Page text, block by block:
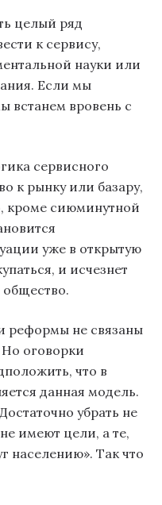
целый ряд
к сервису,
науки или
Если мы
встанем вровень с
сервисного
к рынку или базару,
кроме сиюминутной
уже в открытую
и исчезнет
общество.
реформы не связаны
оговорки
что в
данная модель.
убрать не
имеют цели, а те,
населению». Так что